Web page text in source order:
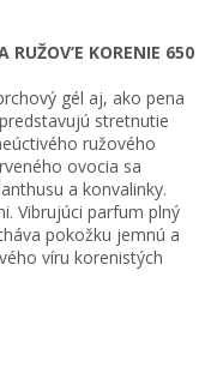
RUŽOV’E KORENIE 650
gél aj, ako pena
stretnutie
ružového
ovocia sa
a konvalinky.
Vibrujúci parfum plný
pokožku jemnú a
víru korenistých